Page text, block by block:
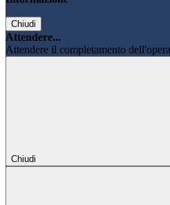
Chiudi
Attendere...
Attendere il completamento
Chiudi